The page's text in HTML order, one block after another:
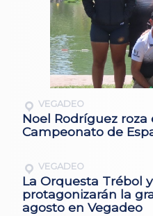
VEGADEO
Noel Rodríguez roza
Campeonato de
VEGADEO
La Orquesta Trébol
protagonizarán la
agosto en Vegadeo